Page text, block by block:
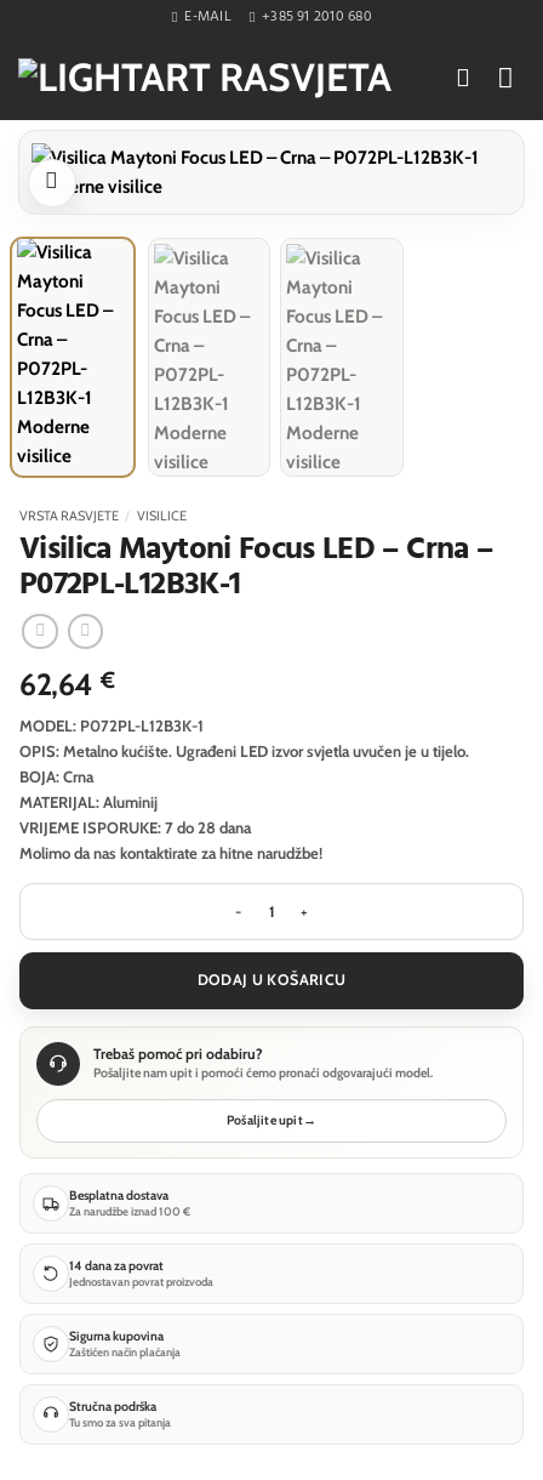
content
E-MAIL +385 91 2010 680
VRSTA RASVJETE / VISILICE
Visilica Maytoni Focus LED – Crna –
P072PL-L12B3K-1
62,64 €
MODEL: P072PL-L12B3K-1
OPIS: Metalno kućište. Ugrađeni LED izvor svjetla uvučen je u tijelo.
BOJA: Crna
MATERIJAL: Aluminij
VRIJEME ISPORUKE: 7 do 28 dana
Molimo da nas kontaktirate za hitne narudžbe!
Visilica Maytoni Focus LED - Crna -
DODAJ U KOŠARICU
Trebaš pomoć pri odabiru?
Pošaljite nam upit i pomoći ćemo pronaći odgovarajući model.
Pošaljite upit→
Besplatna dostava
Za narudžbe iznad 100 €
14 dana za povrat
Jednostavan povrat proizvoda
Sigurna kupovina
Zaštićen način plaćanja
Stručna podrška
Tu smo za sva pitanja